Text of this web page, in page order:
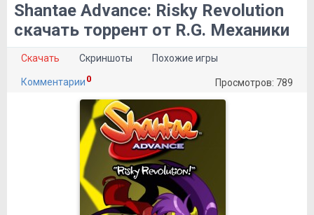
Shantae Advance: Risky Revolution
скачать торрент от R.G. Механики
Скачать Скриншоты Похожие игры
Комментарии 0 Просмотров: 789